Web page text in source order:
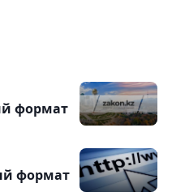
формат
формат